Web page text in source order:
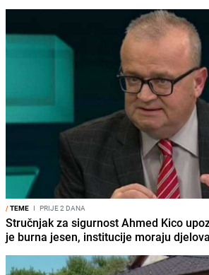
/TEME I PRIJE 2 DANA
Stručnjak za sigurnost Ahmed Kico
je burna jesen, institucije moraju